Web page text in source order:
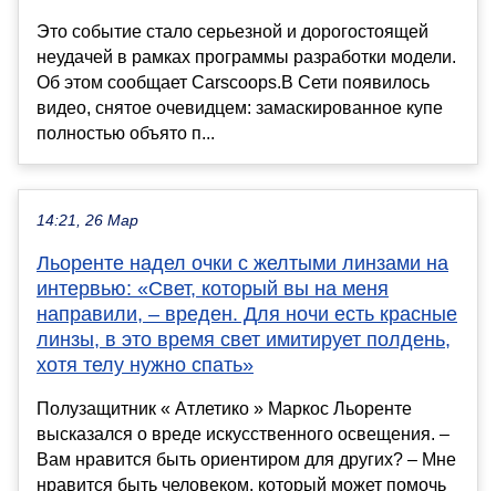
Это событие стало серьезной и дорогостоящей
неудачей в рамках программы разработки модели.
Об этом сообщает Carscoops.В Сети появилось
видео, снятое очевидцем: замаскированное купе
полностью объято п...
14:21, 26 Мар
Льоренте надел очки с желтыми линзами на
интервью: «Свет, который вы на меня
направили, – вреден. Для ночи есть красные
линзы, в это время свет имитирует полдень,
хотя телу нужно спать»
Полузащитник « Атлетико » Маркос Льоренте
высказался о вреде искусственного освещения. –
Вам нравится быть ориентиром для других? – Мне
нравится быть человеком, который может помочь